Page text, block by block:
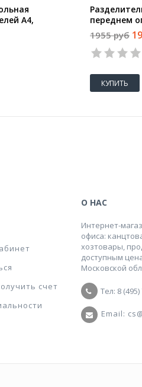
А4,
переднем
мм, дл.185-
1955 руб
КУПИТЬ
счет
О НАС
Интернет-
офиса:
хозтовары,
доступным
Московской
Тел: 8
Email: